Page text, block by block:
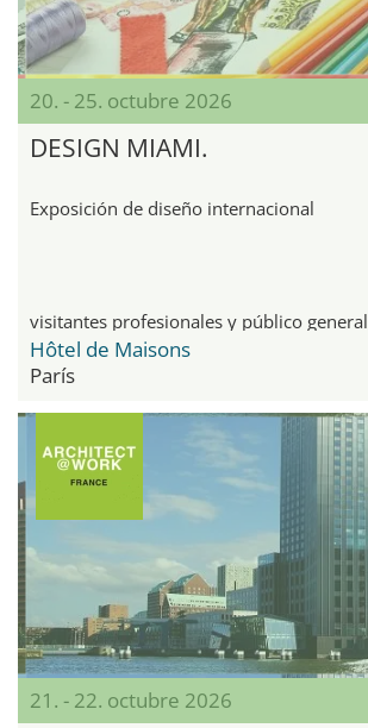
20. - 25. octubre 2026
DESIGN MIAMI.
Exposición de diseño internacional
visitantes profesionales y público general
Hôtel de Maisons
París
21. - 22. octubre 2026